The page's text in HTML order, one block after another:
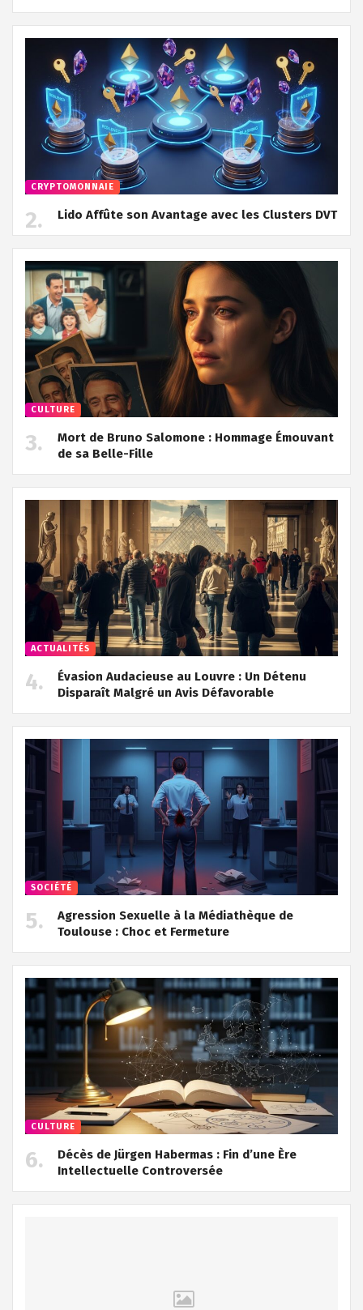
CRYPTOMONNAIE
Lido Affûte son Avantage avec les Clusters DVT
CULTURE
Mort de Bruno Salomone : Hommage Émouvant
de sa Belle-Fille
ACTUALITÉS
Évasion Audacieuse au Louvre : Un Détenu
Disparaît Malgré un Avis Défavorable
SOCIÉTÉ
Agression Sexuelle à la Médiathèque de
Toulouse : Choc et Fermeture
CULTURE
Décès de Jürgen Habermas : Fin d’une Ère
Intellectuelle Controversée